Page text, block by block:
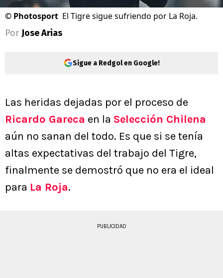
© Photosport El Tigre sigue sufriendo por La Roja.
Por Jose Arias
Sigue a Redgol en Google!
Las heridas dejadas por el proceso de
Ricardo Gareca en la Selección Chilena
aún no sanan del todo. Es que si se tenía
altas expectativas del trabajo del Tigre,
finalmente se demostró que no era el ideal
para La Roja.
PUBLICIDAD